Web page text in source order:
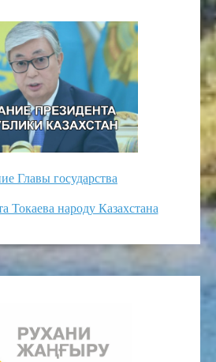
Главы государства
Токаева народу Казахстана